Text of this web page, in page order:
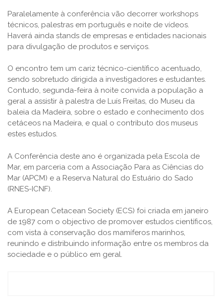
Paralelamente à conferência vão decorrer workshops
técnicos, palestras em português e noite de vídeos.
Haverá ainda stands de empresas e entidades nacionais
para divulgação de produtos e serviços.
O encontro tem um cariz técnico-científico acentuado,
sendo sobretudo dirigida a investigadores e estudantes.
Contudo, segunda-feira à noite convida a população a
geral a assistir à palestra de Luís Freitas, do Museu da
baleia da Madeira, sobre o estado e conhecimento dos
cetáceos na Madeira, e qual o contributo dos museus
estes estudos.
A Conferência deste ano é organizada pela Escola de
Mar, em parceria com a Associação Para as Ciências do
Mar (APCM) e a Reserva Natural do Estuário do Sado
(RNES-ICNF).
A European Cetacean Society (ECS) foi criada em janeiro
de 1987 com o objectivo de promover estudos científicos,
com vista à conservação dos mamíferos marinhos,
reunindo e distribuindo informação entre os membros da
sociedade e o público em geral.